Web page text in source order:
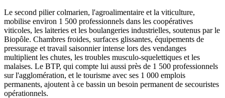
Le second pilier colmarien, l'agroalimentaire et la viticulture,
mobilise environ 1 500 professionnels dans les coopératives
viticoles, les laiteries et les boulangeries industrielles, soutenus par le
Biopôle. Chambres froides, surfaces glissantes, équipements de
pressurage et travail saisonnier intense lors des vendanges
multiplient les chutes, les troubles musculo-squelettiques et les
malaises. Le BTP, qui compte lui aussi près de 1 500 professionnels
sur l'agglomération, et le tourisme avec ses 1 000 emplois
permanents, ajoutent à ce bassin un besoin permanent de secouristes
opérationnels.